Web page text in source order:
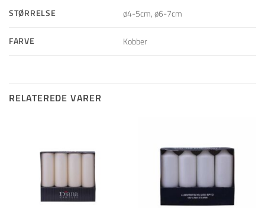
STØRRELSE
ø4-5cm, ø6-7cm
FARVE Kobber
RELATEREDE VARER